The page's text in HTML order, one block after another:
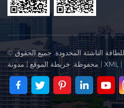
© شركة شيامن سي آند دي للطاقة الناشئة المحدودة. جميع الحقوق
محفوظة.خريطة الموقع|مدونة | XML |